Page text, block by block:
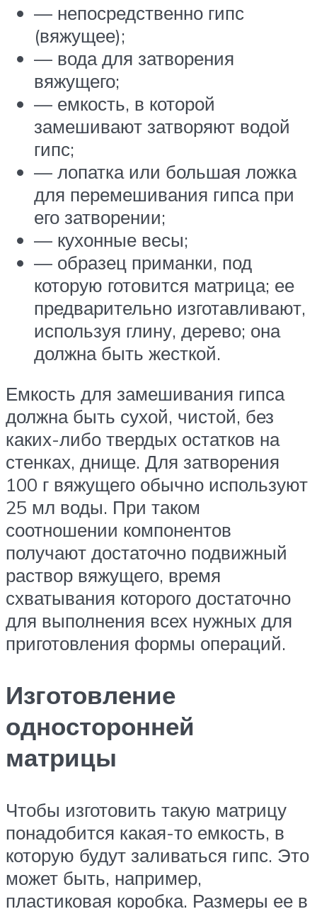
— непосредственно гипс
(вяжущее);
— вода для затворения
вяжущего;
— емкость, в которой
замешивают затворяют водой
гипс;
— лопатка или большая ложка
для перемешивания гипса при
его затворении;
— кухонные весы;
— образец приманки, под
которую готовится матрица; ее
предварительно изготавливают,
используя глину, дерево; она
должна быть жесткой.
Емкость для замешивания гипса
должна быть сухой, чистой, без
каких-либо твердых остатков на
стенках, днище. Для затворения
100 г вяжущего обычно используют
25 мл воды. При таком
соотношении компонентов
получают достаточно подвижный
раствор вяжущего, время
схватывания которого достаточно
для выполнения всех нужных для
приготовления формы операций.
Изготовление
односторонней
матрицы
Чтобы изготовить такую матрицу
понадобится какая-то емкость, в
которую будут заливаться гипс. Это
может быть, например,
пластиковая коробка. Размеры ее в